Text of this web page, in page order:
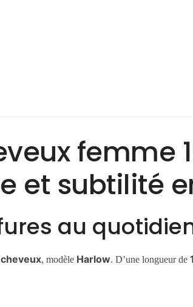
femme
et subtilité
au
, modèle Harlow. D’une longueur de